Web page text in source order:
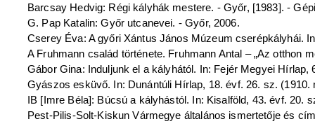
Barcsay Hedvig: Régi kályhák mestere. - Győr, [1983]. -
G. Pap Katalin: Győr utcanevei. - Győr, 2006.
Cserey Éva: A győri Xántus János Múzeum cserépkályhái.
A Fruhmann család története. Fruhmann Antal – „Az otthon
Gábor Gina: Induljunk el a kályhától. In: Fejér Megyei Hírlap,
Gyászos esküvő. In: Dunántúli Hírlap, 18. évf. 26. sz. (1910.
IB [Imre Béla]: Búcsú a kályhástól. In: Kisalföld, 43. évf. 20.
Pest-Pilis-Solt-Kiskun Vármegye általános ismertetője és